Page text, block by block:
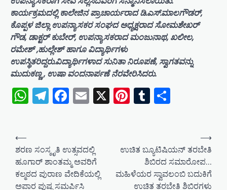
ಕಾರ್ಯಕ್ರಮದಲ್ಲಿ ಕಾಲೇಜಿನ ಪ್ರಾಚಾರ್ಯರಾದ ಡಿ.ಎಸ್.ಮಾಲಗೌಡರ್,
ಕೊಪ್ಪಳ ಜಿಲ್ಲಾ ಉಪನ್ಯಾಸಕರ ಸಂಘದ ಅಧ್ಯಕ್ಷರಾದ ಸೋಮಶೇಖರ್
ಗೌಡ, ಡಾಕ್ಟರ್ ಕುಬೇರ್, ಉಪನ್ಯಾಸಕರಾದ ಮಂಜುನಾಥ, ಖಲೀಲ,
ರಮೇಶ್ ,ಹುಲ್ಲೇಶ್ ಹಾಗೂ ವಿದ್ಯಾರ್ಥಿಗಳು
ಉಪಸ್ಥಿತರಿದ್ದರು.ವಿದ್ಯಾರ್ಥಿಗಳಾದ ಸುನಿತಾ ನಿರೂಪಣೆ, ಸ್ವಾಗತವನ್ನು
ಮುದುಕಣ್ಣ , ಉಷಾ ವಂದನಾರ್ಪಣೆ ನೆರವೇರಿಸಿದರು.
WhatsApp
Telegram
Facebook
Email
X Pinterest
Tumblr
⟵
ಶರಣ ಸಂಸ್ಕೃತಿ ಉತ್ಸವದಲ್ಲಿ
ಹೂಗಾರ್ ಶಾಂತಮ್ಮ ಅವರಿಗೆ
ಕಲ್ಮಠದ ಪುರಾಣ ವೇದಿಕೆಯಲ್ಲಿ
ಅಪಾರ ಪುಷ್ಪ ಸಮರ್ಪಿಸಿ
ಉಚಿತ ಬ್ಯೂಟಿಷಿಯನ್ ತರಬೇತಿ
ಶಿಬಿರದ ಸಮಾರೋಪ…
ಮಹಿಳೆಯರ ಸ್ವಾವಲಂಬಿ ಬದುಕಿಗೆ
ಉಚಿತ ತರಬೇತಿ ಶಿಬಿರಗಳು
⟶